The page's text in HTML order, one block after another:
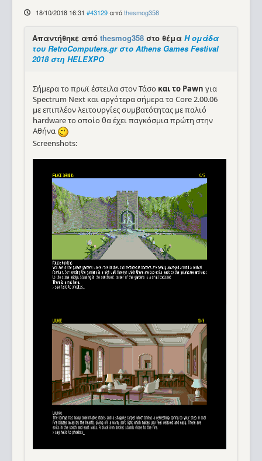
18/10/2018 16:31 #43129 απόthesmog358
Απαντήθηκε από thesmog358 στο θέμα Η ομάδα
του RetroComputers.gr στο Athens Games Festival
2018 στη HELEXPO
Σήμερα το πρωϊ έστειλα στον Τάσο και το Pawn για
Spectrum Next και αργότερα σήμερα το Core 2.00.06
με επιπλέον λειτουργίες συμβατότητας με παλιό
hardware το οποίο θα έχει παγκόσμια πρώτη στην
Αθήνα
Screenshots: